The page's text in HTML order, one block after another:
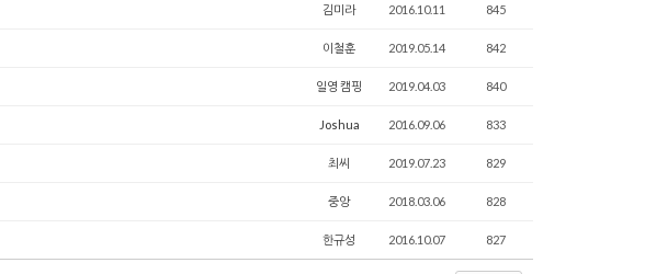
김미라 2016.10.11 845
이철훈 2019.05.14 842
일영 캠핑 2019.04.03 840
Joshua 2016.09.06 833
최씨 2019.07.23 829
중앙 2018.03.06 828
한규성 2016.10.07 827